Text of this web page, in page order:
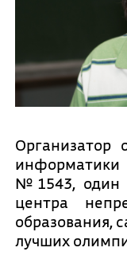
Организатор
№1543, один
центра
образования,
лучших